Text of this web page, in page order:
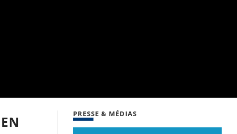
PRESSE & MÉDIAS